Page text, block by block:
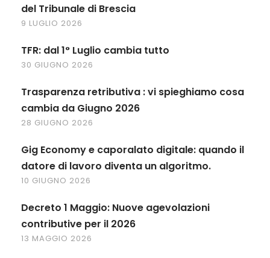
del Tribunale di Brescia
9 LUGLIO 2026
TFR: dal 1° Luglio cambia tutto
30 GIUGNO 2026
Trasparenza retributiva : vi spieghiamo cosa
cambia da Giugno 2026
28 GIUGNO 2026
Gig Economy e caporalato digitale: quando il
datore di lavoro diventa un algoritmo.
10 GIUGNO 2026
Decreto 1 Maggio: Nuove agevolazioni
contributive per il 2026
13 MAGGIO 2026